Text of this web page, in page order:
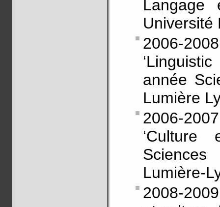
Langage
Université
2006-
année
Lumière
2006-
‘Culture
Lumière-
2008-